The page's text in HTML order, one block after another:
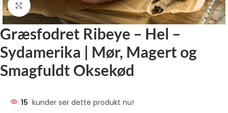
Klik for at forstørre
Græsfodret Ribeye – Hel –
Sydamerika | Mør, Magert og
Smagfuldt Oksekød
15 kunder ser dette produkt nu!